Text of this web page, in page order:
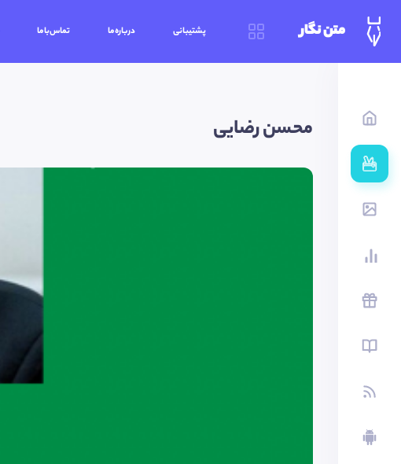
متن نگار پشتیبانی درباره‌ما تماس‌باما
محسن رضایی